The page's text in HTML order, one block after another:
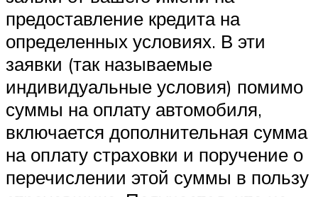
предоставление кредита на
определенных условиях. В эти
заявки (так называемые
индивидуальные условия) помимо
суммы на оплату автомобиля,
включается дополнительная сумма
на оплату страховки и поручение о
перечислении этой суммы в пользу